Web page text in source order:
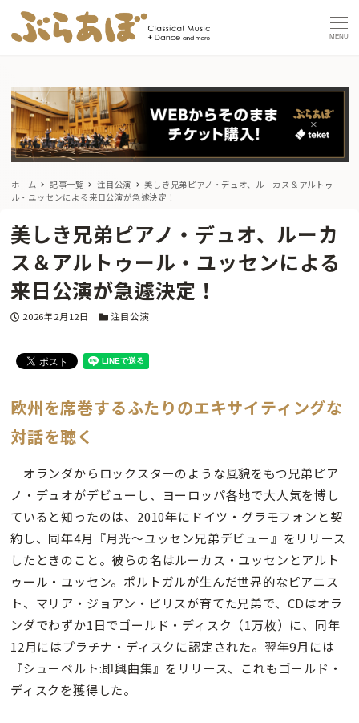
MENU
ホーム 記事一覧 注目公演
美しき兄弟ピアノ・デュオ、ルーカス＆アルトゥー
ル・ユッセンによる来日公演が急遽決定！
美しき兄弟ピアノ・デュオ、ルーカ
ス＆アルトゥール・ユッセンによる
来日公演が急遽決定！
投稿日
2026年2月12日 カテゴリー
注目公演
欧州を席巻するふたりのエキサイティングな
対話を聴く
オランダからロックスターのような風貌をもつ兄弟ピア
ノ・デュオがデビューし、ヨーロッパ各地で大人気を博し
ていると知ったのは、2010年にドイツ・グラモフォンと契
約し、同年4月『月光～ユッセン兄弟デビュー』をリリース
したときのこと。彼らの名はルーカス・ユッセンとアルト
ゥール・ユッセン。ポルトガルが生んだ世界的なピアニス
ト、マリア・ジョアン・ピリスが育てた兄弟で、CDはオラ
ンダでわずか1日でゴールド・ディスク（1万枚）に、同年
12月にはプラチナ・ディスクに認定された。翌年9月には
『シューベルト:即興曲集』をリリース、これもゴールド・
ディスクを獲得した。